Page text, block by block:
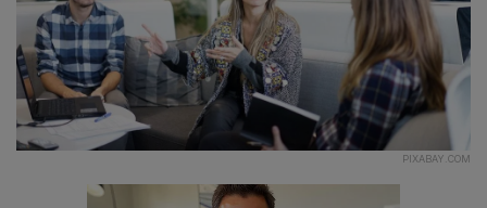
PIXABAY.COM